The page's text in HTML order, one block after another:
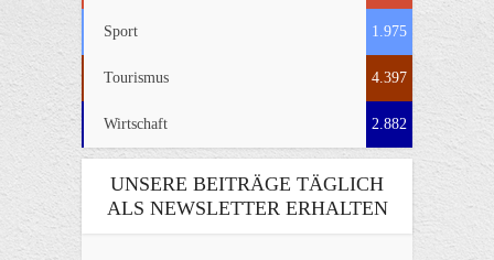
Sport 1.975
Tourismus 4.397
Wirtschaft 2.882
UNSERE BEITRÄGE TÄGLICH
ALS NEWSLETTER ERHALTEN